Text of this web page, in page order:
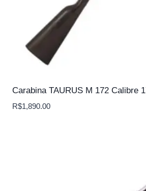
Carabina TAURUS M 172 Calibre
R$1,890.00